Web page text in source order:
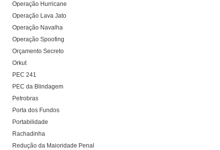
Operação Hurricane
Operação Lava Jato
Operação Navalha
Operação Spoofing
Orçamento Secreto
Orkut
PEC 241
PEC da Blindagem
Petrobras
Porta dos Fundos
Portabilidade
Rachadinha
Redução da Maioridade Penal